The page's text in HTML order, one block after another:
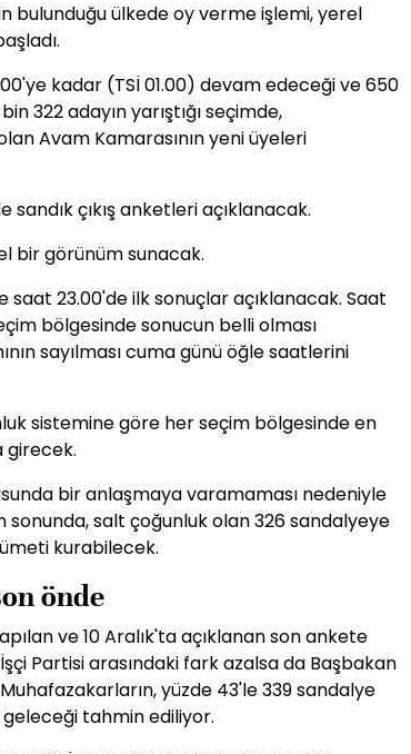
bulunduğu ülkede oy verme işlemi, yerel
kadar (TSİ 01.00) devam edeceği ve 650
322 adayın yarıştığı seçimde,
Avam Kamarasının yeni üyeleri
çıkış anketleri açıklanacak.
bir görünüm sunacak.
saat 23.00'de ilk sonuçlar açıklanacak. Saat
bölgesinde sonucun belli olması
sayılması cuma günü öğle saatlerini
sistemine göre her seçim bölgesinde en
girecek.
bir anlaşmaya varamaması nedeniyle
sonunda, salt çoğunluk olan 326 sandalyeye
kurabilecek.
önde
ve 10 Aralık'ta açıklanan son ankete
Partisi arasındaki fark azalsa da Başbakan
yüzde 43'le 339 sandalye
tahmin ediliyor.